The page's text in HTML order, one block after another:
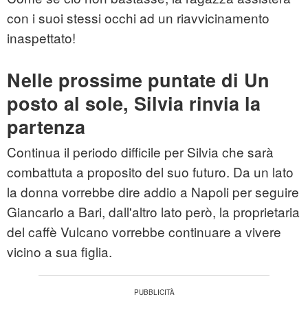
con i suoi stessi occhi ad un riavvicinamento
inaspettato!
Nelle prossime puntate di Un
posto al sole, Silvia rinvia la
partenza
Continua il periodo difficile per Silvia che sarà
combattuta a proposito del suo futuro. Da un lato
la donna vorrebbe dire addio a Napoli per seguire
Giancarlo a Bari, dall'altro lato però, la proprietaria
del caffè Vulcano vorrebbe continuare a vivere
vicino a sua figlia.